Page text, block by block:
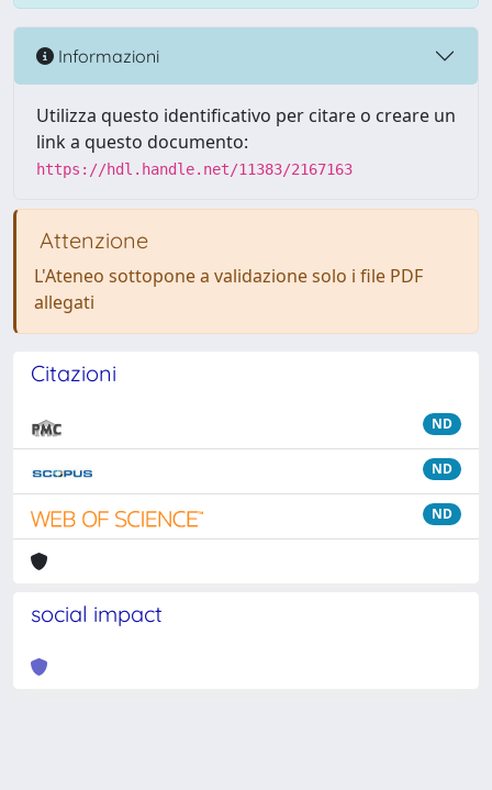
Informazioni
Utilizza questo identificativo per citare o creare un
link a questo documento:
https://hdl.handle.net/11383/2167163
Attenzione
L'Ateneo sottopone a validazione solo i file PDF
allegati
Citazioni
ND
ND
ND
social impact